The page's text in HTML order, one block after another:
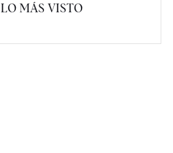
LO MÁS VISTO